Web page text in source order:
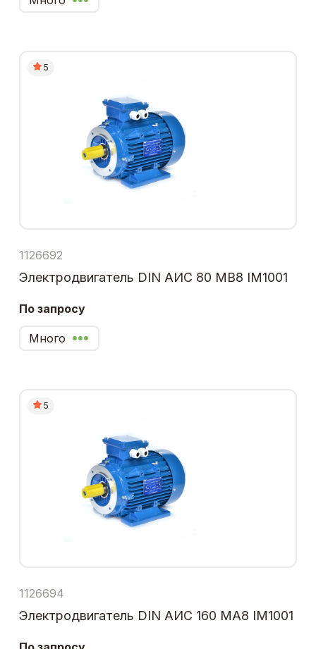
5
1126692
Электродвигатель DIN АИС 80 МВ8 IM1001
По запросу
Много
5
1126694
Электродвигатель DIN АИС 160 МА8 IM1001